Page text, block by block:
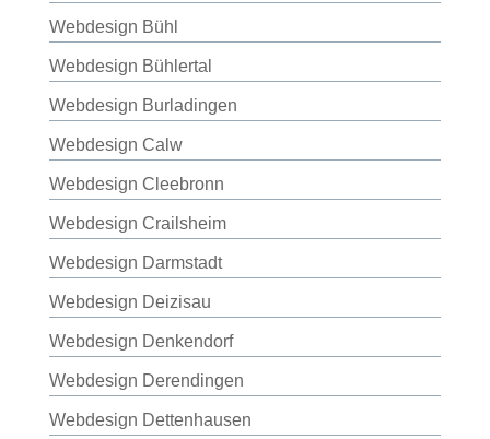
Webdesign Bühl
Webdesign Bühlertal
Webdesign Burladingen
Webdesign Calw
Webdesign Cleebronn
Webdesign Crailsheim
Webdesign Darmstadt
Webdesign Deizisau
Webdesign Denkendorf
Webdesign Derendingen
Webdesign Dettenhausen